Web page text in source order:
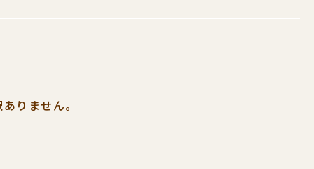
りません。